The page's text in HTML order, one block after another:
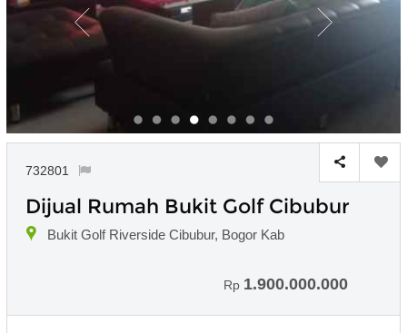
732801
Dijual Rumah Bukit Golf Cibubur
Bukit Golf Riverside Cibubur, Bogor Kab
Rp 1.900.000.000
pada kotak-